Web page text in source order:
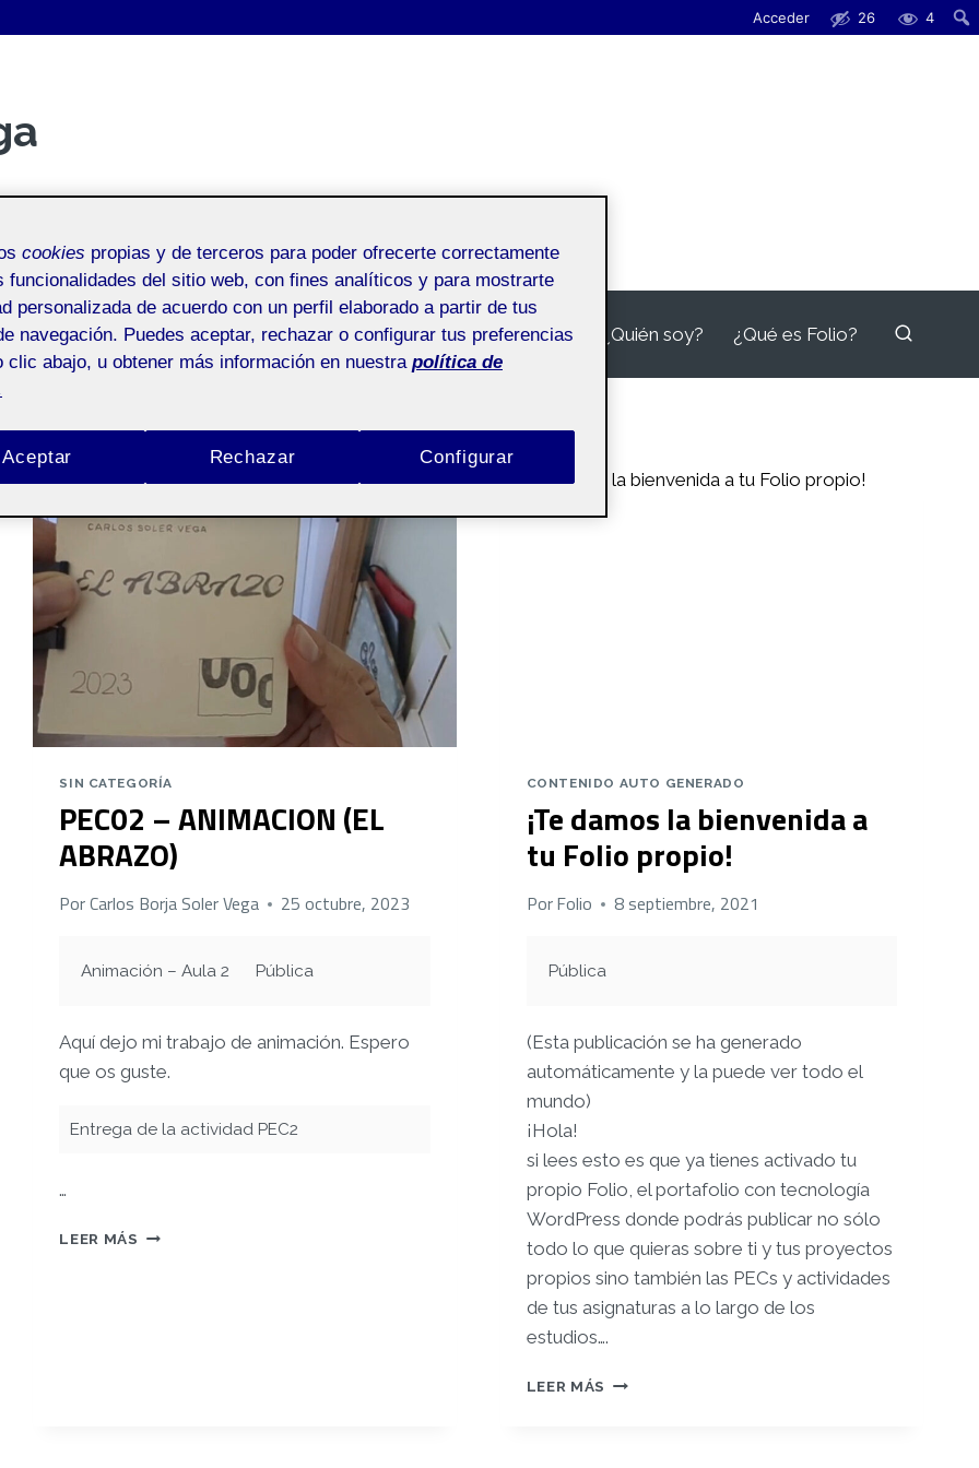
Acceder 26 4
¿Quién soy? ¿Qué es Folio?
SIN CATEGORÍA
PEC02 – ANIMACION (EL
ABRAZO)
PorCarlos Borja Soler Vega 25 octubre, 2023
Animación – Aula 2 Pública
Aquí dejo mi trabajo de animación. Espero
que os guste.
Entrega de la actividad PEC2
…
LEER MÁS PEC02
CONTENIDO AUTO GENERADO
¡Te damos la bienvenida a
tu Folio propio!
PorFolio 8 septiembre, 2021
Pública
(Esta publicación se ha generado
automáticamente y la puede ver todo el
mundo)
¡Hola!
si lees esto es que ya tienes activado tu
propio Folio, el portafolio con tecnología
WordPress donde podrás publicar no sólo
todo lo que quieras sobre ti y tus proyectos
propios sino también las PECs y actividades
de tus asignaturas a lo largo de los
estudios….
LEER MÁS ¡TE
cookies propias y de terceros para poder ofrecerte correctamente
funcionalidades del sitio web, con fines analíticos y para mostrarte
personalizada de acuerdo con un perfil elaborado a partir de tus
navegación. Puedes aceptar, rechazar o configurar tus preferencias
clic abajo, u obtener más información en nuestra política de
Rechazar
Aceptar Configurar